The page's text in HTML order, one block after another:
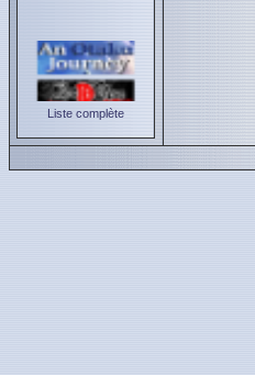
Liste complète